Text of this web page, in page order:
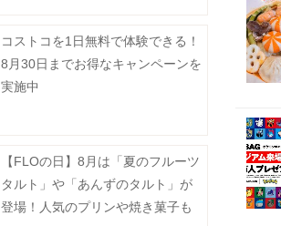
コストコを1日無料で体験できる！
8月30日までお得なキャンペーンを
実施中
【FLOの日】8月は「夏のフルーツ
タルト」や「あんずのタルト」が
登場！人気のプリンや焼き菓子も